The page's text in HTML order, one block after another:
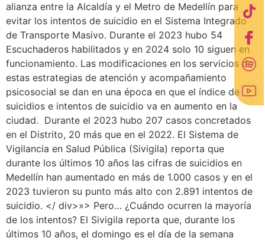
alianza entre la Alcaldía y el Metro de Medellín para
evitar los intentos de suicidio en el Sistema Integrado
de Transporte Masivo. Durante el 2023 hubo 54
Escuchaderos habilitados y en 2024 solo 10 siguen en
funcionamiento. Las modificaciones en los servicios de
estas estrategias de atención y acompañamiento
psicosocial se dan en una época en que el índice de
suicidios e intentos de suicidio va en aumento en la
ciudad. Durante el 2023 hubo 207 casos concretados
en el Distrito, 20 más que en el 2022. El Sistema de
Vigilancia en Salud Pública (Sivigila) reporta que
durante los últimos 10 años las cifras de suicidios en
Medellín han aumentado en más de 1.000 casos y en el
2023 tuvieron su punto más alto con 2.891 intentos de
suicidio. </ div>»> Pero… ¿Cuándo ocurren la mayoría
de los intentos? El Sivigila reporta que, durante los
últimos 10 años, el domingo es el día de la semana